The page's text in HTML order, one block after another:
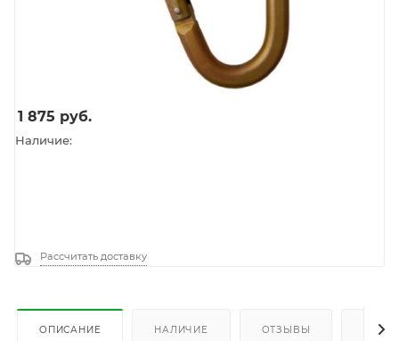
1 875 руб.
Наличие:
Рассчитать доставку
ОПИСАНИЕ НАЛИЧИЕ ОТЗЫВЫ КАК